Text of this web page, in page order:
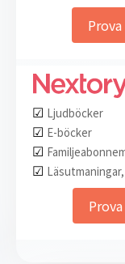
☑︎ Ljudböcker
☑︎ E-böcker
☑︎
☑︎